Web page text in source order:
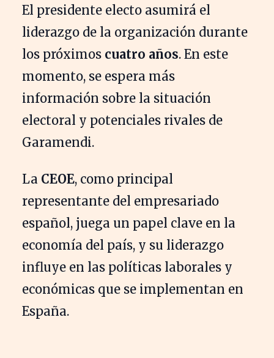
El presidente electo asumirá el
liderazgo de la organización durante
los próximos cuatro años. En este
momento, se espera más
información sobre la situación
electoral y potenciales rivales de
Garamendi.
La CEOE, como principal
representante del empresariado
español, juega un papel clave en la
economía del país, y su liderazgo
influye en las políticas laborales y
económicas que se implementan en
España.